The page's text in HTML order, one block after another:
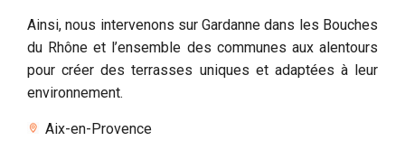
Ainsi, nous intervenons sur Gardanne dans les Bouches
du Rhône et l’ensemble des communes aux alentours
pour créer des terrasses uniques et adaptées à leur
environnement.
Aix-en-Provence